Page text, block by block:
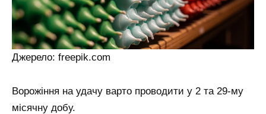
Джерело: freepik.com
Ворожіння на удачу варто проводити у 2 та 29-му
місячну добу.